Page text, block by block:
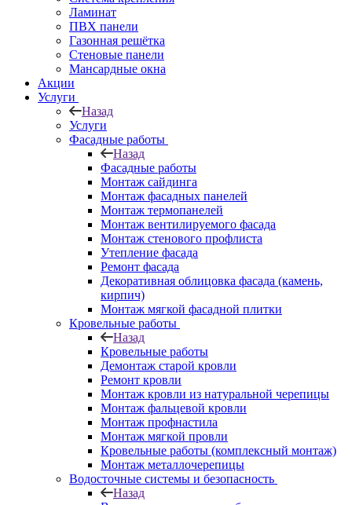
Ламинат
ПВХ панели
Газонная решётка
Стеновые панели
Мансардные окна
Акции
Услуги
Назад
Услуги
Фасадные работы
Назад
Фасадные работы
Монтаж сайдинга
Монтаж фасадных панелей
Монтаж термопанелей
Монтаж вентилируемого фасада
Монтаж стенового профлиста
Утепление фасада
Ремонт фасада
Декоративная облицовка фасада (камень,
кирпич)
Монтаж мягкой фасадной плитки
Кровельные работы
Назад
Кровельные работы
Демонтаж старой кровли
Ремонт кровли
Монтаж кровли из натуральной черепицы
Монтаж фальцевой кровли
Монтаж профнастила
Монтаж мягкой провли
Кровельные работы (комплексный монтаж)
Монтаж металлочерепицы
Водосточные системы и безопасность
Назад